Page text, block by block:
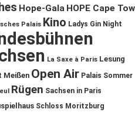
Hope-Gala HOPE Cape
Palais Kino Ladys Gin Night
La Saxe à Paris Lesung
Meißen Open Air Palais Sommer
Rügen Sachsen in Paris
Schloss Moritzburg